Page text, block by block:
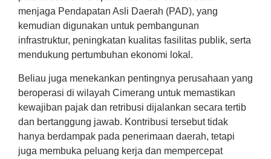
menjaga Pendapatan Asli Daerah (PAD), yang
kemudian digunakan untuk pembangunan
infrastruktur, peningkatan kualitas fasilitas publik, serta
mendukung pertumbuhan ekonomi lokal.
Beliau juga menekankan pentingnya perusahaan yang
beroperasi di wilayah Cimerang untuk memastikan
kewajiban pajak dan retribusi dijalankan secara tertib
dan bertanggung jawab. Kontribusi tersebut tidak
hanya berdampak pada penerimaan daerah, tetapi
juga membuka peluang kerja dan mempercepat